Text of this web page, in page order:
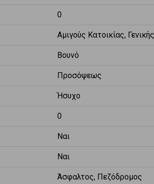
0
Αμιγούς Κατοικίας,
Βουνό
Προσόψεως
Ήσυχο
0
Ναι
Ναι
Άσφαλτος, Πεζόδρομος